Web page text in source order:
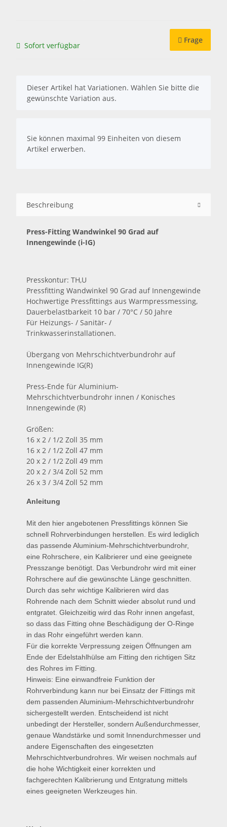
Sofort verfügbar
Frage
x
Dieser Artikel hat Variationen. Wählen Sie bitte die
gewünschte Variation aus.
Sie können maximal 99 Einheiten von diesem
Artikel erwerben.
Beschreibung
Press-Fitting Wandwinkel 90 Grad auf
Innengewinde (i-IG)
Presskontur: TH,U
Pressfitting Wandwinkel 90 Grad auf Innengewinde
Hochwertige Pressfittings aus Warmpressmessing,
Dauerbelastbarkeit 10 bar / 70°C / 50 Jahre
Für Heizungs- / Sanitär- /
Trinkwasserinstallationen.
Übergang von Mehrschichtverbundrohr auf
Innengewinde IG(R)
Press-Ende für Aluminium-
Mehrschichtverbundrohr innen / Konisches
Innengewinde (R)
Größen:
16 x 2 / 1/2 Zoll 35 mm
16 x 2 / 1/2 Zoll 47 mm
20 x 2 / 1/2 Zoll 49 mm
20 x 2 / 3/4 Zoll 52 mm
26 x 3 / 3/4 Zoll 52 mm
Anleitung
Mit den hier angebotenen Pressfittings können Sie
schnell Rohrverbindungen herstellen. Es wird lediglich
das passende Aluminium-Mehrschichtverbundrohr,
eine Rohrschere, ein Kalibrierer und eine geeignete
Presszange benötigt. Das Verbundrohr wird mit einer
Rohrschere auf die gewünschte Länge geschnitten.
Durch das sehr wichtige Kalibrieren wird das
Rohrende nach dem Schnitt wieder absolut rund und
entgratet. Gleichzeitig wird das Rohr innen angefast,
so dass das Fitting ohne Beschädigung der O-Ringe
in das Rohr eingeführt werden kann.
Für die korrekte Verpressung zeigen Öffnungen am
Ende der Edelstahlhülse am Fitting den richtigen Sitz
des Rohres im Fitting.
Hinweis: Eine einwandfreie Funktion der
Rohrverbindung kann nur bei Einsatz der Fittings mit
dem passenden Aluminium-Mehrschichtverbundrohr
sichergestellt werden. Entscheidend ist nicht
unbedingt der Hersteller, sondern Außendurchmesser,
genaue Wandstärke und somit Innendurchmesser und
andere Eigenschaften des eingesetzten
Mehrschichtverbundrohres. Wir weisen nochmals auf
die hohe Wichtigkeit einer korrekten und
fachgerechten Kalibrierung und Entgratung mittels
eines geeigneten Werkzeuges hin.